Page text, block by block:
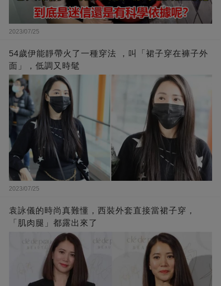
2023/07/25
54歲伊能靜帶火了一種穿法 ，叫「裙子穿在褲子外
面」，低調又時髦
2023/07/25
袁詠儀的時尚真難懂，西裝外套直接當裙子穿，
「肌肉腿」都露出來了